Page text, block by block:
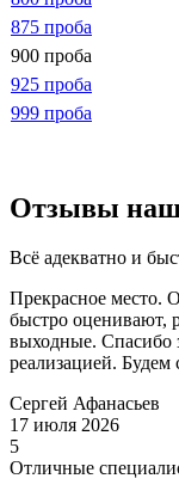
875 проба
900 проба
925 проба
999 проба
Отзывы
Всё адекватно и
Прекрасное место.
быстро оценивают,
выходные. Спасибо
реализацией. Будем
Сергей Афанасьев
17 июля 2026
5
Отличные